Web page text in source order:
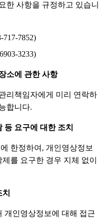
한 사항을 규정하고 있습니
7852)
3233)
소에 관한 사항
리책임자에게 미리 연락하
합니다.
등 요구에 대한 조치
한정하여, 개인영상정보
를 요구한 경우 지체 없이
개인영상정보에 대해 접근